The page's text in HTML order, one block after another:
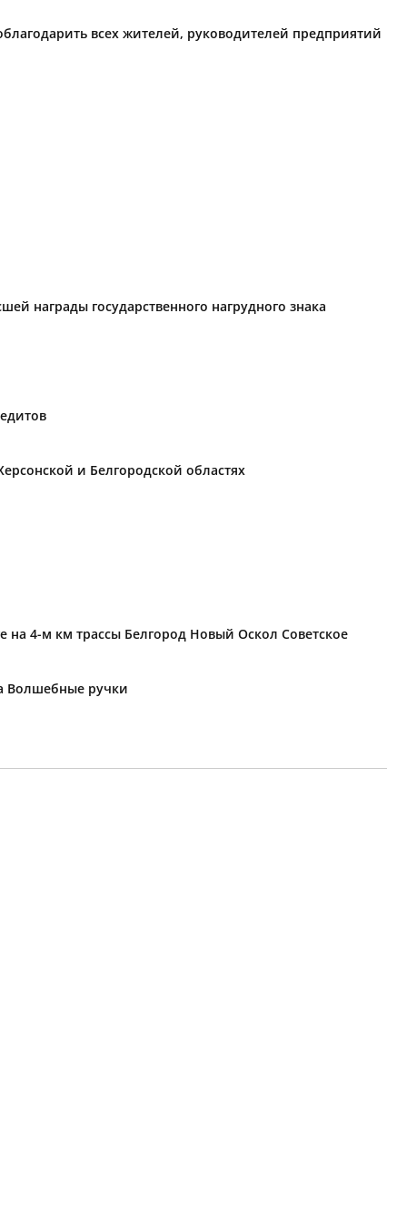
всех жителей, руководителей предприятий
награды государственного нагрудного знака
и Белгородской областях
на 4-м км трассы Белгород Новый Оскол Советское
Волшебные ручки